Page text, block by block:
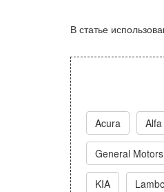
В статье
Acura
General Motors
KIA